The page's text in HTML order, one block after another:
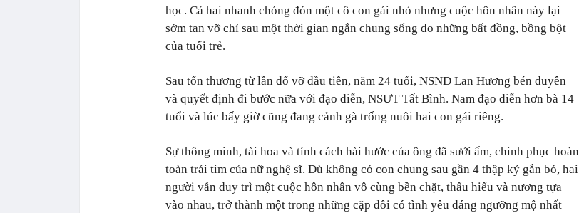
học. Cả hai nhanh chóng đón một cô con gái nhỏ nhưng cuộc hôn nhân này lại
sớm tan vỡ chỉ sau một thời gian ngắn chung sống do những bất đồng, bồng bột
của tuổi trẻ.
Sau tổn thương từ lần đổ vỡ đầu tiên, năm 24 tuổi, NSND Lan Hương bén duyên
và quyết định đi bước nữa với đạo diễn, NSƯT Tất Bình. Nam đạo diễn hơn bà 14
tuổi và lúc bấy giờ cũng đang cảnh gà trống nuôi hai con gái riêng.
Sự thông minh, tài hoa và tính cách hài hước của ông đã sưởi ấm, chinh phục hoàn
toàn trái tim của nữ nghệ sĩ. Dù không có con chung sau gần 4 thập kỷ gắn bó, hai
người vẫn duy trì một cuộc hôn nhân vô cùng bền chặt, thấu hiểu và nương tựa
vào nhau, trở thành một trong những cặp đôi có tình yêu đáng ngưỡng mộ nhất